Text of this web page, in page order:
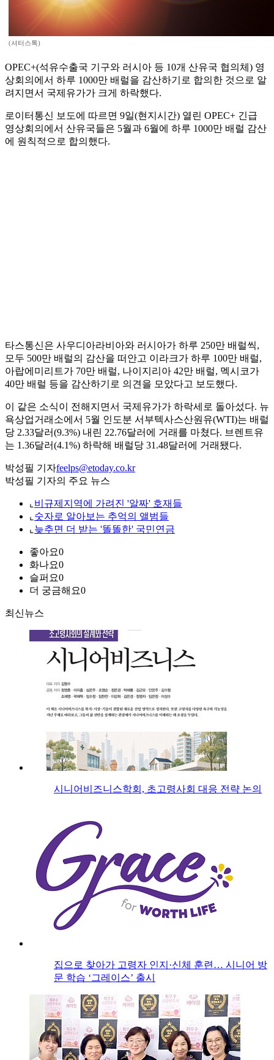
(셔터스톡)
OPEC+(석유수출국 기구와 러시아 등 10개 산유국 협의체) 영
상회의에서 하루 1000만 배럴을 감산하기로 합의한 것으로 알
려지면서 국제유가가 크게 하락했다.
로이터통신 보도에 따르면 9일(현지시간) 열린 OPEC+ 긴급
영상회의에서 산유국들은 5월과 6월에 하루 1000만 배럴 감산
에 원칙적으로 합의했다.
타스통신은 사우디아라비아와 러시아가 하루 250만 배럴씩,
모두 500만 배럴의 감산을 떠안고 이라크가 하루 100만 배럴,
아랍에미리트가 70만 배럴, 나이지리아 42만 배럴, 멕시코가
40만 배럴 등을 감산하기로 의견을 모았다고 보도했다.
이 같은 소식이 전해지면서 국제유가가 하락세로 돌아섰다. 뉴
욕상업거래소에서 5월 인도분 서부텍사스산원유(WTI)는 배럴
당 2.33달러(9.3%) 내린 22.76달러에 거래를 마쳤다. 브렌트유
는 1.36달러(4.1%) 하락해 배럴당 31.48달러에 거래됐다.
박성필 기자feelps@etoday.co.kr
박성필 기자의 주요 뉴스
⌞ 비규제지역에 가려진 '알짜' 호재들
⌞ 숫자로 알아보는 추억의 앨범들
⌞ 늦추면 더 받는 '똘똘한' 국민연금
좋아요0
화나요0
슬퍼요0
더 궁금해요0
최신뉴스
시니어비즈니스학회, 초고령사회 대응 전략 논의
집으로 찾아가 고령자 인지·신체 훈련… 시니어 방
문 학습 ‘그레이스’ 출시